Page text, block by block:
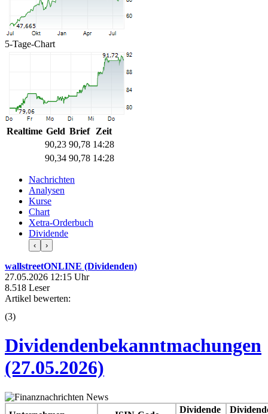
5-Tage-Chart
Realtime Geld Brief
Zeit
90,23 90,78 14:28
90,34 90,78 14:28
Nachrichten
Analysen
Kurse
Chart
Xetra-Orderbuch
Dividende
‹ ›
wallstreetONLINE (Dividenden)
27.05.2026 12:15 Uhr
8.518 Leser
Artikel bewerten:
(3)
Dividendenbekanntmachungen
(27.05.2026)
Dividende